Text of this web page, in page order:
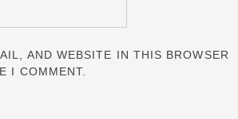
AND WEBSITE IN THIS BROWSER
I COMMENT.